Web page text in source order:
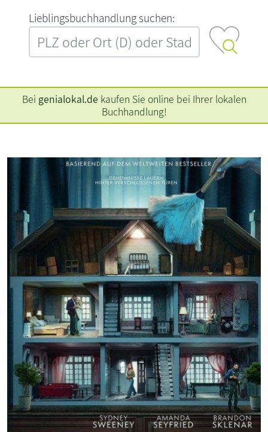
L‍i‍e‍b‍l‍i‍n‍g‍s‍b‍u‍c‍h‍h‍a‍n‍d‍l‍u‍n‍g‍ ‍s‍u‍c‍h‍e‍n‍:‍
Bei genialokal.de kaufen Sie online bei Ihrer lokalen
Buchhandlung!